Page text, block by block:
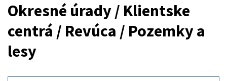
Okresné úrady / Klientske
centrá / Revúca / Pozemky a
lesy